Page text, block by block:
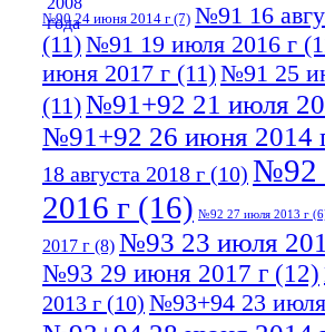
№90 24 июня 2014 г (7) №91 16
(11)№91 19 июля 2016 г
июня 2017 г (11)№91 25
(11)№91+92 21 июля
№91+92 26 июня 2014
18 августа 2018 г (10) №92
2016 г (16) №92 27 июля 2013 г
2017 г (8) №93 23 июля
№93 29 июня 2017 г (12)
2013 г (10) №93+94 23